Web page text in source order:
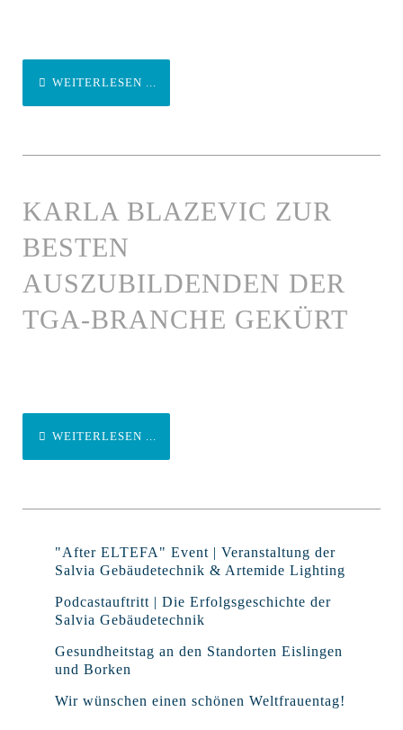
WEITERLESEN ...
KARLA BLAZEVIC ZUR
BESTEN
AUSZUBILDENDEN DER
TGA-BRANCHE GEKÜRT
WEITERLESEN ...
"After ELTEFA" Event | Veranstaltung der
Salvia Gebäudetechnik & Artemide Lighting
Podcastauftritt | Die Erfolgsgeschichte der
Salvia Gebäudetechnik
Gesundheitstag an den Standorten Eislingen
und Borken
Wir wünschen einen schönen Weltfrauentag!